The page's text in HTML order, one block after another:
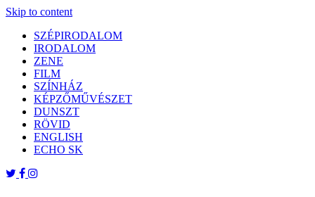
Skip to content
SZÉPIRODALOM
IRODALOM
ZENE
FILM
SZÍNHÁZ
KÉPZŐMŰVÉSZET
DUNSZT
RÖVID
ENGLISH
ECHO SK